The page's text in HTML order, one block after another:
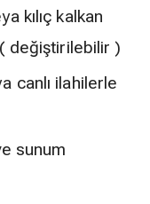
kılıç kalkan
değiştirilebilir )
canlı ilahilerle
sunum